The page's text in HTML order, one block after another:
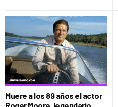
Muere a los 89 años el actor